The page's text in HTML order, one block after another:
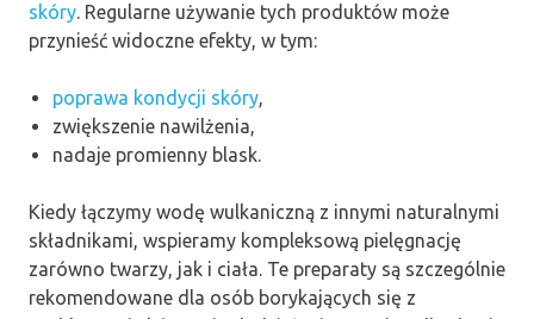
skóry. Regularne używanie tych produktów może
przynieść widoczne efekty, w tym:
poprawa kondycji skóry,
zwiększenie nawilżenia,
nadaje promienny blask.
Kiedy łączymy wodę wulkaniczną z innymi naturalnymi
składnikami, wspieramy kompleksową pielęgnację
zarówno twarzy, jak i ciała. Te preparaty są szczególnie
rekomendowane dla osób borykających się z